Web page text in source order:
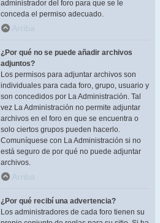
administrador del foro para que se le
conceda el permiso adecuado.
Arriba
¿Por qué no se puede añadir archivos
adjuntos?
Los permisos para adjuntar archivos son
individuales para cada foro, grupo, usuario y
son concedidos por La Administración. Tal
vez La Administración no permite adjuntar
archivos en el foro en que se encuentra o
solo ciertos grupos pueden hacerlo.
Comuníquese con La Administración si no
está seguro de por qué no puede adjuntar
archivos.
Arriba
¿Por qué recibí una advertencia?
Los administradores de cada foro tienen su